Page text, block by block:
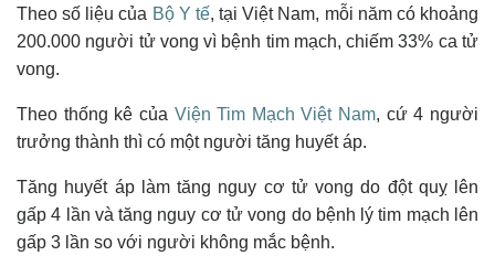
Theo số liệu của Bộ Y tế, tại Việt Nam, mỗi năm có khoảng
200.000 người tử vong vì bệnh tim mạch, chiếm 33% ca tử
vong.
Theo thống kê của Viện Tim Mạch Việt Nam, cứ 4 người
trưởng thành thì có một người tăng huyết áp.
Tăng huyết áp làm tăng nguy cơ tử vong do đột quỵ lên
gấp 4 lần và tăng nguy cơ tử vong do bệnh lý tim mạch lên
gấp 3 lần so với người không mắc bệnh.